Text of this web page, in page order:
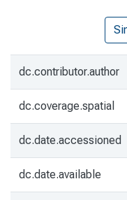
dc.contributor.author
dc.coverage.spatial
dc.date.accessioned
dc.date.available